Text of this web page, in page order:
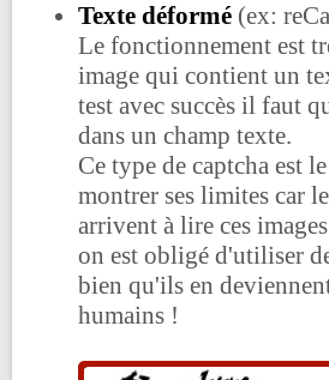
Texte déformé (ex:
Le fonctionnement est
image qui contient un
test avec succès il faut
dans un champ texte.
Ce type de captcha est
montrer ses limites car
arrivent à lire ces
on est obligé d'utiliser
bien qu'ils en
humains !